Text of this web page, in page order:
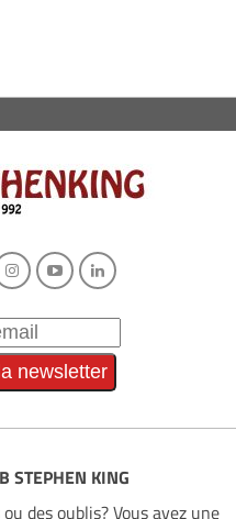
STEPHEN KING
des oublis? Vous avez une